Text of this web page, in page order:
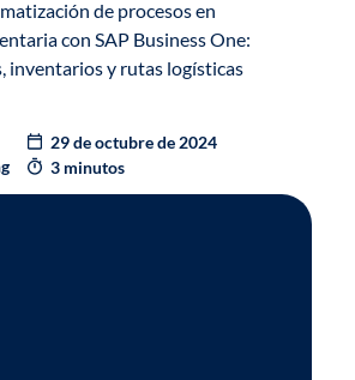
de procesos en
con SAP Business One:
inventarios y rutas logísticas
29 de octubre de 2024
3 minutos